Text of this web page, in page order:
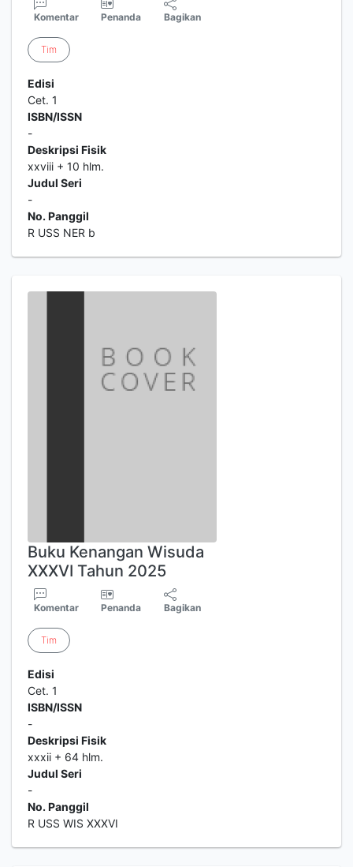
Komentar Penanda Bagikan
Tim
Edisi
Cet. 1
ISBN/ISSN
-
Deskripsi Fisik
xxviii + 10 hlm.
Judul Seri
-
No. Panggil
R USS NER b
Buku Kenangan Wisuda
XXXVI Tahun 2025
Komentar Penanda Bagikan
Tim
Edisi
Cet. 1
ISBN/ISSN
-
Deskripsi Fisik
xxxii + 64 hlm.
Judul Seri
-
No. Panggil
R USS WIS XXXVI